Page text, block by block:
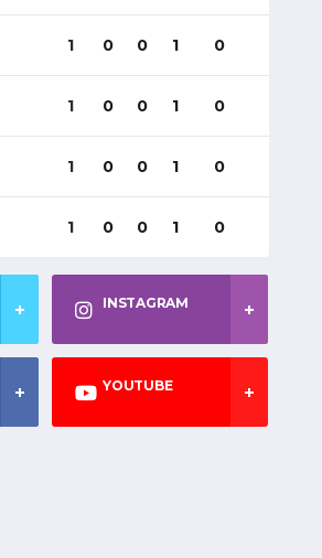
1 0 0 1 0
1 0 0 1 0
1 0 0 1 0
1 0 0 1 0
INSTAGRAM
YOUTUBE